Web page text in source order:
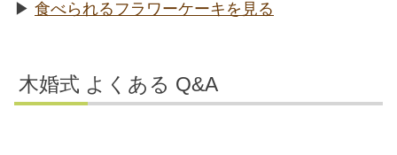
▶︎ 食べられるフラワーケーキを見る
木婚式 よくある Q&A